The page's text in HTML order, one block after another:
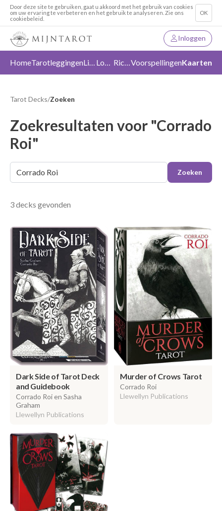
Door deze site te gebruiken, gaat u akkoord met het gebruik van cookies
om uw ervaring te verbeteren en het gebruik te analyseren. Zie ons
cookiebeleid.
OK
Inloggen
HomeTarotleggingen Liefde Loslaten RichtingVoorspellingenKaarten
Tarot Decks/Zoeken
Zoekresultaten voor "Corrado
Roi"
Zoeken
3 decks gevonden
Dark Side of Tarot Deck
and Guidebook
Corrado Roi en Sasha
Graham
Llewellyn Publications
Murder of Crows Tarot
Corrado Roi
Llewellyn Publications